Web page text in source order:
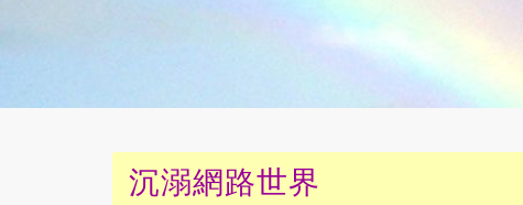
沉溺網路世界